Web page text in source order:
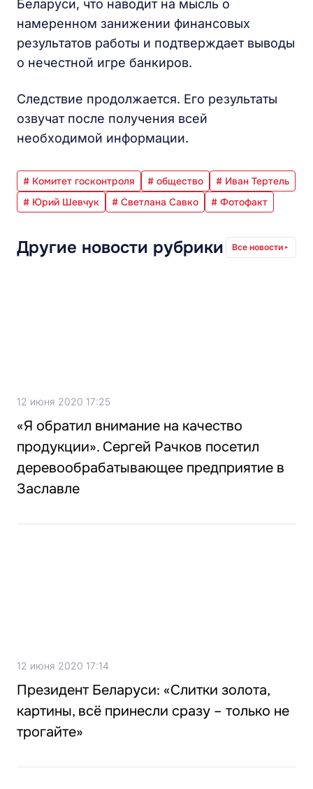
Беларуси, что наводит на мысль о
намеренном занижении финансовых
результатов работы и подтверждает выводы
о нечестной игре банкиров.
Следствие продолжается. Его результаты
озвучат после получения всей
необходимой информации.
# Комитет госконтроля # общество
# Иван Тертель
# Юрий Шевчук
# Светлана Савко # Фотофакт
Другие новости рубрики Все новости
12 июня 2020 17:25
«Я обратил внимание на качество
продукции». Сергей Рачков посетил
деревообрабатывающее предприятие в
Заславле
12 июня 2020 17:14
Президент Беларуси: «Слитки золота,
картины, всё принесли сразу – только не
трогайте»